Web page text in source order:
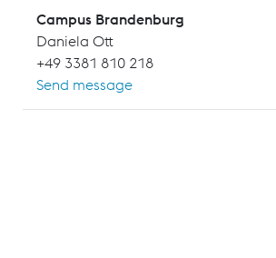
Campus Brandenburg
Daniela Ott
+49 3381 810 218
Send message